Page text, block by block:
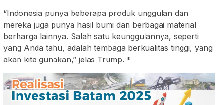
“Indonesia punya beberapa produk unggulan dan
mereka juga punya hasil bumi dan berbagai material
berharga lainnya. Salah satu keunggulannya, seperti
yang Anda tahu, adalah tembaga berkualitas tinggi, yang
akan kita gunakan,” jelas Trump. *